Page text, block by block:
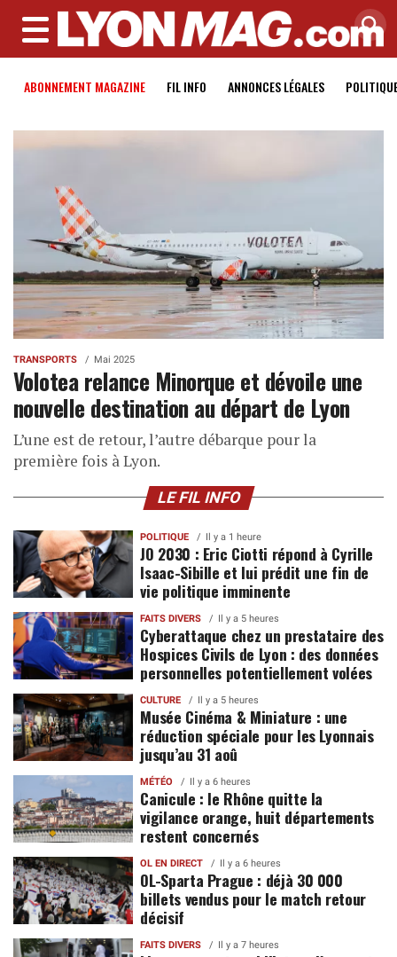
MENU
ABONNEMENT MAGAZINE FIL INFO ANNONCES LÉGALES
TRANSPORTS Mai 2025
Volotea relance Minorque et dévoile une
nouvelle destination au départ de Lyon
L’une est de retour, l’autre débarque pour la
première fois à Lyon.
LE FIL INFO
POLITIQUE Il y a 1 heure
JO 2030 : Eric Ciotti répond à Cyrille
Isaac-Sibille et lui prédit une fin de
vie politique imminente
FAITS DIVERS Il y a 5 heures
Cyberattaque chez un prestataire des
Hospices Civils de Lyon : des données
personnelles potentiellement volées
CULTURE Il y a 5 heures
Musée Cinéma & Miniature : une
réduction spéciale pour les Lyonnais
jusqu’au 31 aoû
MÉTÉO Il y a 6 heures
Canicule : le Rhône quitte la
vigilance orange, huit départements
restent concernés
OL EN DIRECT Il y a 6 heures
OL-Sparta Prague : déjà 30 000
billets vendus pour le match retour
décisif
FAITS DIVERS Il y a 7 heures